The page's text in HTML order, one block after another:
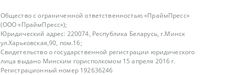
Общество с ограниченной ответственностью «ПраймПресс»
(ООО «ПраймПресс»);
Юридический адрес: 220074, Республика Беларусь, г.Минск
ул.Харьковская,90, пом.16;
Свидетельство о государственной регистрации юридического
лица выдано Минским горисполкомом 15 апреля 2016 г.
Регистрационный номер 192636246